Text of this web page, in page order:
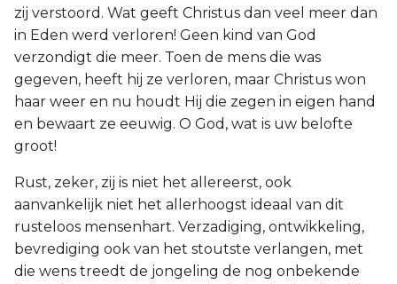
zij verstoord. Wat geeft Christus dan veel meer dan
in Eden werd verloren! Geen kind van God
verzondigt die meer. Toen de mens die was
gegeven, heeft hij ze verloren, maar Christus won
haar weer en nu houdt Hij die zegen in eigen hand
en bewaart ze eeuwig. O God, wat is uw belofte
groot!
Rust, zeker, zij is niet het allereerst, ook
aanvankelijk niet het allerhoogst ideaal van dit
rusteloos mensenhart. Verzadiging, ontwikkeling,
bevrediging ook van het stoutste verlangen, met
die wens treedt de jongeling de nog onbekende